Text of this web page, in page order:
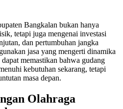
Bangkalan bukan hanya
tetapi juga mengenai investasi
dan pertumbuhan jangka
jasa yang mengerti dinamika
memastikan bahwa gudang
kebutuhan sekarang, tetapi
masa depan.
Olahraga